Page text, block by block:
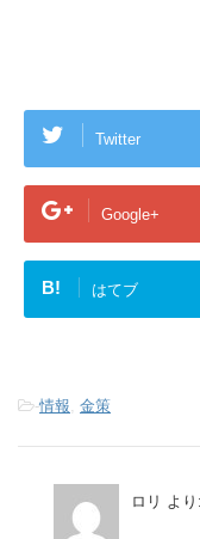
Twitter
Google+
B! はてブ
-情報, 金策
ロリ より: